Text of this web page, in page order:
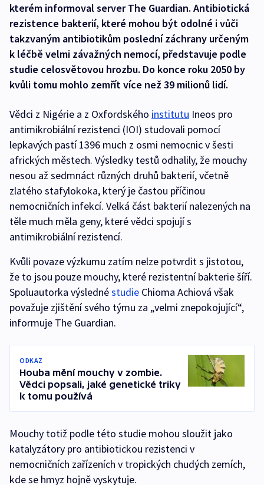
kterém informoval server The Guardian. Antibiotická
rezistence bakterií, které mohou být odolné i vůči
takzvaným antibiotikům poslední záchrany určeným
k léčbě velmi závažných nemocí, představuje podle
studie celosvětovou hrozbu. Do konce roku 2050 by
kvůli tomu mohlo zemřít více než 39 milionů lidí.
Vědci z Nigérie a z Oxfordského institutu Ineos pro
antimikrobiální rezistenci (IOI) studovali pomocí
lepkavých pastí 1396 much z osmi nemocnic v šesti
afrických městech. Výsledky testů odhalily, že mouchy
nesou až sedmnáct různých druhů bakterií, včetně
zlatého stafylokoka, který je častou příčinou
nemocničních infekcí. Velká část bakterií nalezených na
těle much měla geny, které vědci spojují s
antimikrobiální rezistencí.
Kvůli povaze výzkumu zatím nelze potvrdit s jistotou,
že to jsou pouze mouchy, které rezistentní bakterie šíří.
Spoluautorka výslednéstudie Chioma Achiová však
považuje zjištění svého týmu za „velmi znepokojující“,
informuje The Guardian.
ODKAZ
Houba mění mouchy v zombie.
Vědci popsali, jaké genetické triky
k tomu používá
Mouchy totiž podle této studie mohou sloužit jako
katalyzátory pro antibiotickou rezistenci v
nemocničních zařízeních v tropických chudých zemích,
kde se hmyz hojně vyskytuje.